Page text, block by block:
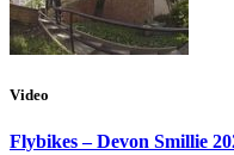
Video
Flybikes – Devon Smillie